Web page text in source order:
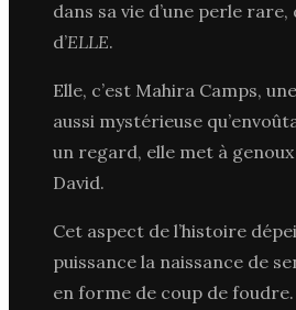
dans sa vie d’une perle rare,
d’ELLE.
Elle, c’est Mahira Camps,
aussi mystérieuse
un regard, elle met à genoux
David.
Cet aspect de l’histoire
puissance la naissance de
en forme de coup de